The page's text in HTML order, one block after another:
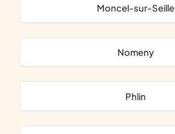
Moncel-sur-Seille
Nomeny
Phlin